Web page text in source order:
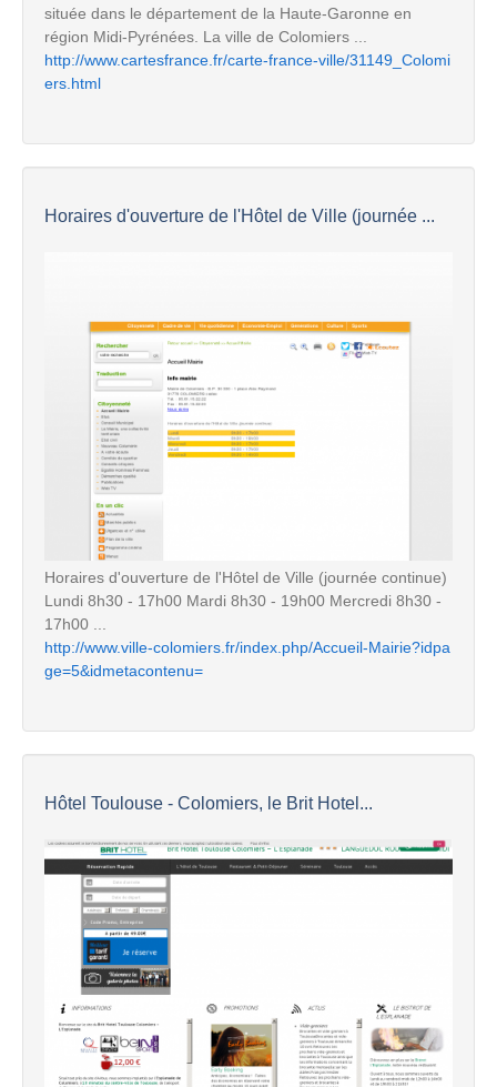
située dans le département de la Haute-Garonne en
région Midi-Pyrénées. La ville de Colomiers ...
http://www.cartesfrance.fr/carte-france-ville/31149_Colomi
ers.html
Horaires d'ouverture de l'Hôtel de Ville (journée ...
Horaires d'ouverture de l'Hôtel de Ville (journée continue)
Lundi 8h30 - 17h00 Mardi 8h30 - 19h00 Mercredi 8h30 -
17h00 ...
http://www.ville-colomiers.fr/index.php/Accueil-Mairie?idpa
ge=5&idmetacontenu=
Hôtel Toulouse - Colomiers, le Brit Hotel...